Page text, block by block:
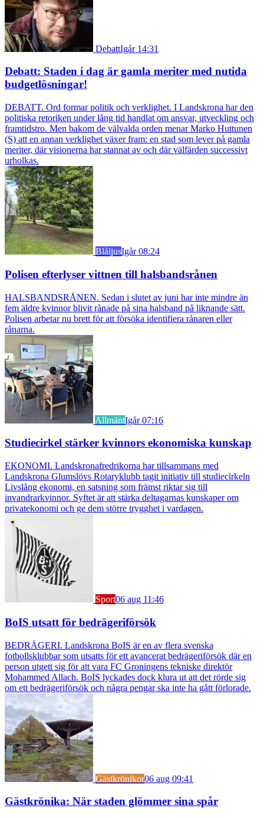
DebattIgår 14:31
Debatt: Staden i dag är gamla meriter med nutida
budgetlösningar!
DEBATT. Ord formar politik och verklighet. I Landskrona har den
politiska retoriken under lång tid handlat om ansvar, utveckling och
framtidstro. Men bakom de välvalda orden menar Marko Huttunen
(S) att en annan verklighet växer fram: en stad som lever på gamla
meriter, där visionerna har stannat av och där välfärden successivt
urholkas.
BlåljusIgår 08:24
Polisen efterlyser vittnen till halsbandsrånen
HALSBANDSRÅNEN. Sedan i slutet av juni har inte mindre än
fem äldre kvinnor blivit rånade på sina halsband på liknande sätt.
Polisen arbetar nu brett för att försöka identifiera rånaren eller
rånarna.
AllmäntIgår 07:16
Studiecirkel stärker kvinnors ekonomiska kunskap
EKONOMI. Landskronafredrikorna har tillsammans med
Landskrona Glumslövs Rotaryklubb tagit initiativ till studiecirkeln
Livslång ekonomi, en satsning som främst riktar sig till
invandrarkvinnor. Syftet är att stärka deltagarnas kunskaper om
privatekonomi och ge dem större trygghet i vardagen.
Sport06 aug 11:46
BoIS utsatt för bedrägeriförsök
BEDRÄGERI. Landskrona BoIS är en av flera svenska
fotbollsklubbar som utsatts för ett avancerat bedrägeriförsök där en
person utgett sig för att vara FC Groningens tekniske direktör
Mohammed Allach. BoIS lyckades dock klura ut att det rörde sig
om ett bedrägeriförsök och några pengar ska inte ha gått förlorade.
Gästkrönikor06 aug 09:41
Gästkrönika: När staden glömmer sina spår